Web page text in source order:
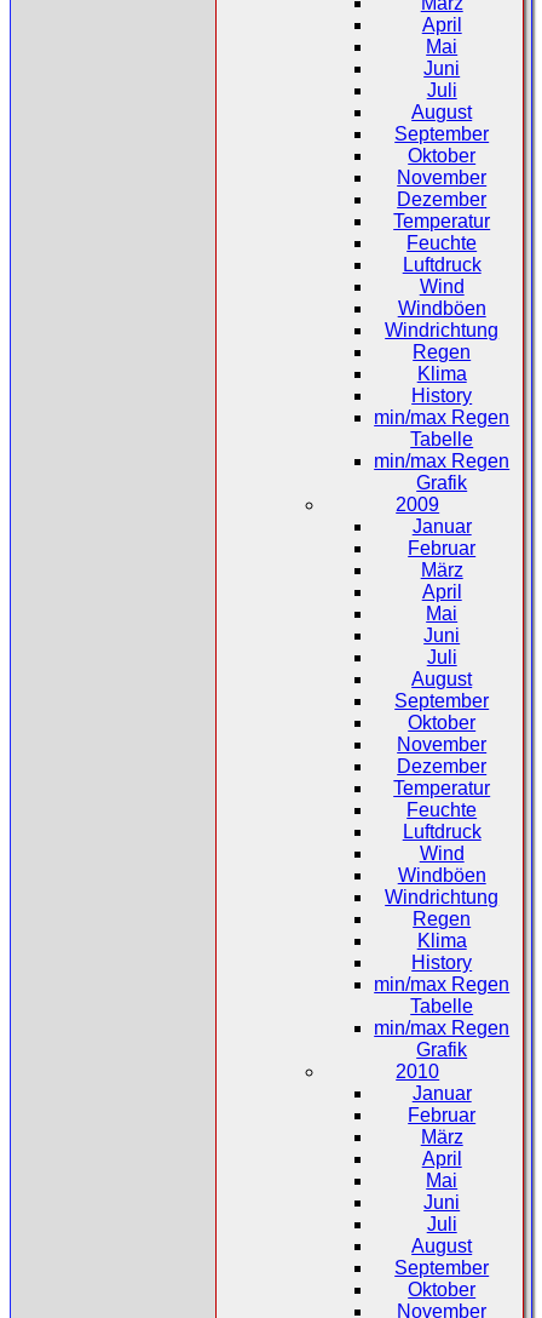
April
Mai
Juni
Juli
August
September
Oktober
November
Dezember
Temperatur
Feuchte
Luftdruck
Wind
Windböen
Windrichtung
Regen
Klima
History
min/max Regen
Tabelle
min/max Regen
Grafik
2009
Januar
Februar
März
April
Mai
Juni
Juli
August
September
Oktober
November
Dezember
Temperatur
Feuchte
Luftdruck
Wind
Windböen
Windrichtung
Regen
Klima
History
min/max Regen
Tabelle
min/max Regen
Grafik
2010
Januar
Februar
März
April
Mai
Juni
Juli
August
September
Oktober
November